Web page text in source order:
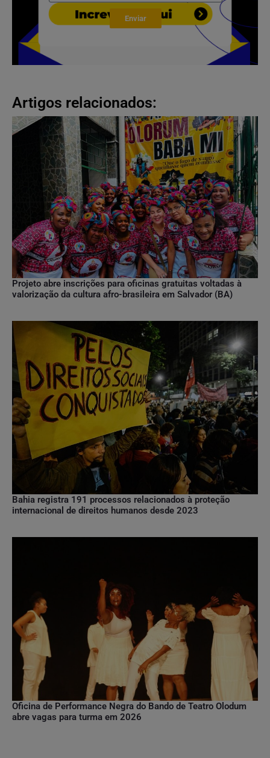
Enviar
Artigos relacionados:
Projeto abre inscrições para oficinas gratuitas voltadas à
valorização da cultura afro-brasileira em Salvador (BA)
Bahia registra 191 processos relacionados à proteção
internacional de direitos humanos desde 2023
Oficina de Performance Negra do Bando de Teatro Olodum
abre vagas para turma em 2026